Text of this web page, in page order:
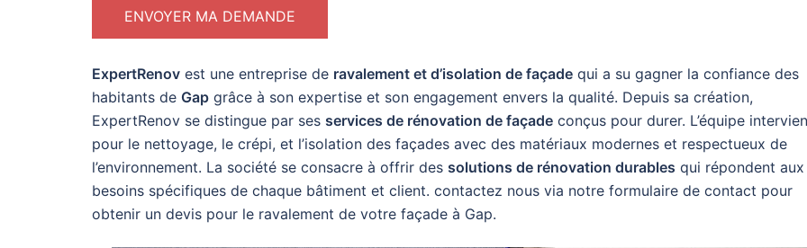
ExpertRenov est une entreprise de ravalement et d’isolation de façade qui a su gagner la confiance des
habitants de Gap grâce à son expertise et son engagement envers la qualité. Depuis sa création,
ExpertRenov se distingue par ses services de rénovation de façade conçus pour durer. L’équipe
pour le nettoyage, le crépi, et l’isolation des façades avec des matériaux modernes et respectueux de
l’environnement. La société se consacre à offrir des solutions de rénovation durables qui répondent aux
besoins spécifiques de chaque bâtiment et client. contactez nous via notre formulaire de contact pour
obtenir un devis pour le ravalement de votre façade à Gap.